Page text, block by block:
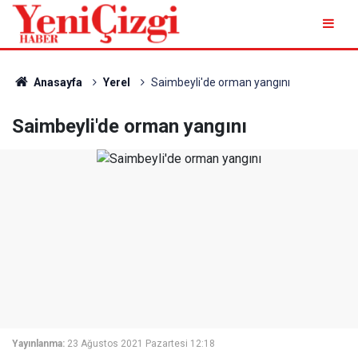
Anasayfa Yerel Saimbeyli'de orman yangını
Saimbeyli'de orman yangını
Yayınlanma: 23 Ağustos 2021 Pazartesi 12:18